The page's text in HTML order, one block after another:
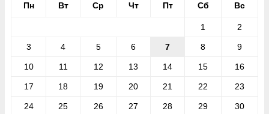
Пн Вт Ср Чт Пт Сб Вс
1 2
3 4 5 6 7 8 9
10 11 12 13 14 15 16
17 18 19 20 21 22 23
24 25 26 27 28 29 30